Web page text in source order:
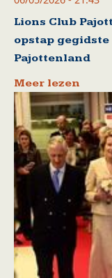
Lions Club
opstap
Pajottenland
Meer lezen